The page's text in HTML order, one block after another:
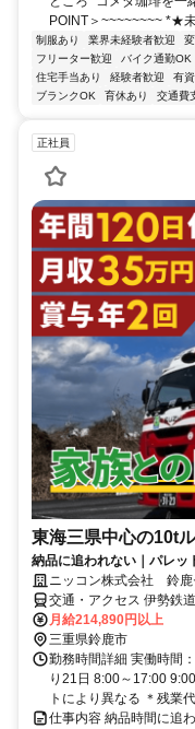
POINT＞~~~~~~~~ *★
制服あり 業界未経験者歓迎
フリーター歓迎
バイク通勤OK
住宅手当あり
経験者歓迎 有
ブランクOK
育休あり 交通費
正社員
東海三県中心の10t
納品に追われない｜パレッ
ニッコン株式会社 鈴鹿
交通・アクセス 伊勢鉄
分 ＊車通勤OK
月給214,890円以上
三重県鈴鹿市
勤務時間詳細 実働時間
り21日 8:00～17:00
トにより異なる ＊残業
仕事内容 納品時間に追